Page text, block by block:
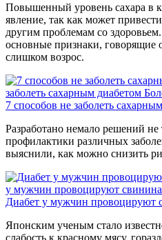
Повышенный уровень сахара в
явление, так как может
другим проблемам со
основные признаки, говорящие
слишком возрос.
заболеть сахарным диабетом
7 способов не заболеть
Разработано немало решений не
профилактики различных
выяснили, как можно снизить
у мужчин провоцируют свинина
Диабет у мужчин провоцируют
Японским ученым стало
слабость к красному мясу,